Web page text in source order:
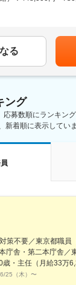
ンの魅力
館などのDX推進を
の最先端の技術と長
決できる
スーパーフレックス
社の定める業務
・公益法人のDX推進
ービス領域
事業を展開。既存の
す。新規営業として
いますが、TELアポ
アリングを通じてニ
求められています。
目標設定をします。
プロセス30%、来期
「お客様との関係醸
工程のプロセスや、
のモデル年収となり
回、賞与年1回、裁量
目安の金額であり、
給(月額)は固定手当
る
ング
募数順にランキング
新着順に表示していま
策不要／東京都職員
25（木） 〜